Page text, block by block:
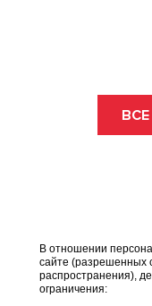
В отношении
сайте (разрешенных
распространения),
ограничения: